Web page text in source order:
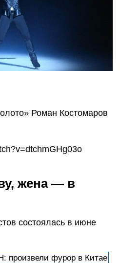
Роман Костомаров
жена — в
состоялась в июне
фурор в Китае